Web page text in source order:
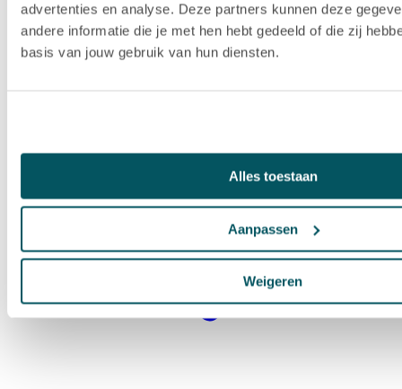
advertenties en analyse. Deze partners kunnen deze
andere informatie die je met hen hebt gedeeld of die zij
basis van jouw gebruik van hun diensten.
Alles toestaan
Aanpassen
Weigeren